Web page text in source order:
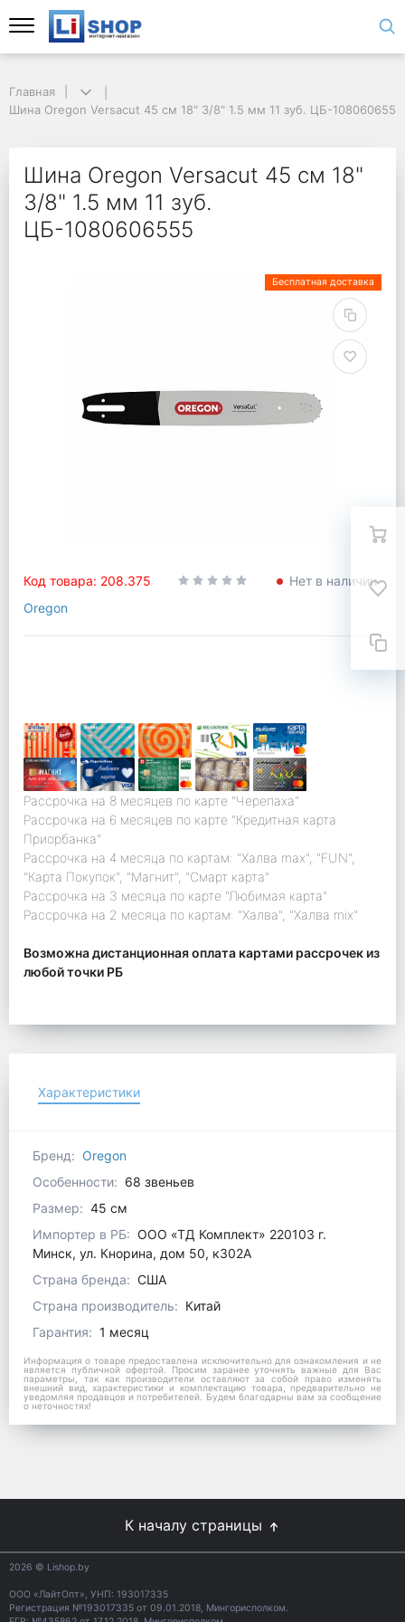
Главная
Шина Oregon Versacut 45 см 18" 3/8" 1.5 мм 11 зуб. ЦБ-1080606555
Шина Oregon Versacut 45 см 18"
3/8" 1.5 мм 11 зуб.
ЦБ-1080606555
Бесплатная доставка
Код товара: 208.375
Нет в наличии
Oregon
Рассрочка на 8 месяцев по карте "Черепаха"
Рассрочка на 6 месяцев по карте "Кредитная карта
Приорбанка"
Рассрочка на 4 месяца по картам: "Халва max", "FUN",
"Карта Покупок", "Магнит", "Смарт карта"
Рассрочка на 3 месяца по карте "Любимая карта"
Рассрочка на 2 месяца по картам: "Халва", "Халва mix"
Возможна дистанционная оплата картами рассрочек из
любой точки РБ
Характеристики
Бренд: Oregon
Особенности: 68 звеньев
Размер: 45 см
Импортер в РБ: ООО «ТД Комплект» 220103 г.
Минск, ул. Кнорина, дом 50, к302А
Страна бренда: США
Страна производитель: Китай
Гарантия: 1 месяц
Информация о товаре предоставлена исключительно для ознакомления и не
является публичной офертой. Просим заранее уточнять важные для Вас
параметры, так как производители оставляют за собой право изменять
внешний вид, характеристики и комплектацию товара, предварительно не
уведомляя продавцов и потребителей. Будем благодарны вам за сообщение
о неточностях!
К началу страницы
2026 © Lishop.by
ООО «ЛайтОпт», УНП: 193017335
Регистрация №193017335 от 09.01.2018, Мингорисполком.